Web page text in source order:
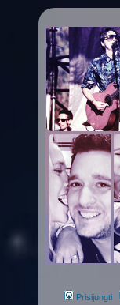
Prisijungti